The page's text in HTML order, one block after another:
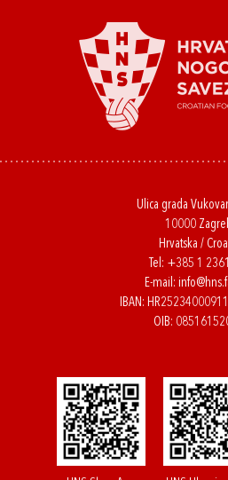
Ulica grada
10000
Hrvatska /
Tel: +385 1
E-mail:
IBAN:
OIB: